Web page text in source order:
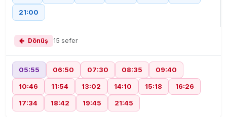
21:00
Dönüş 15 sefer
05:55 06:50 07:30 08:35 09:40
10:46 11:54 13:02 14:10 15:18 16:26
17:34 18:42 19:45 21:45